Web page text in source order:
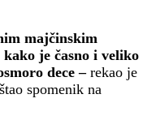
majčinskim
je časno i veliko
dece –rekao je
spomenik na